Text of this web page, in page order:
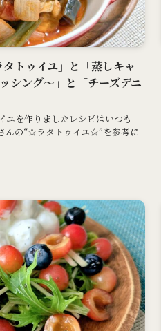
トゥイユ」と「蒸しキャ
シング～」と「チーズデニ
ユを作りましたレシピはいつも
んの“☆ラタトゥイユ☆”を参考に